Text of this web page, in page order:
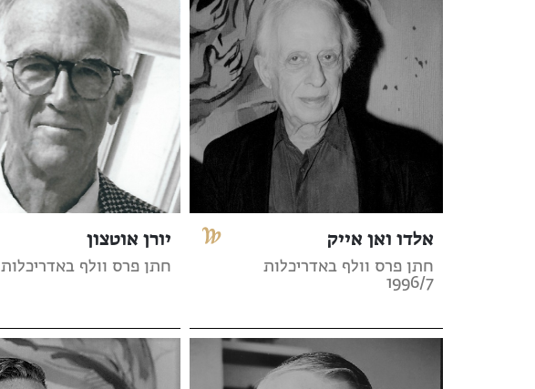
אלדו ואן אייק
חתן פרס וולף באדריכלות
1996/7
יורן אוטצון
חתן פרס וולף באדריכלות 1992